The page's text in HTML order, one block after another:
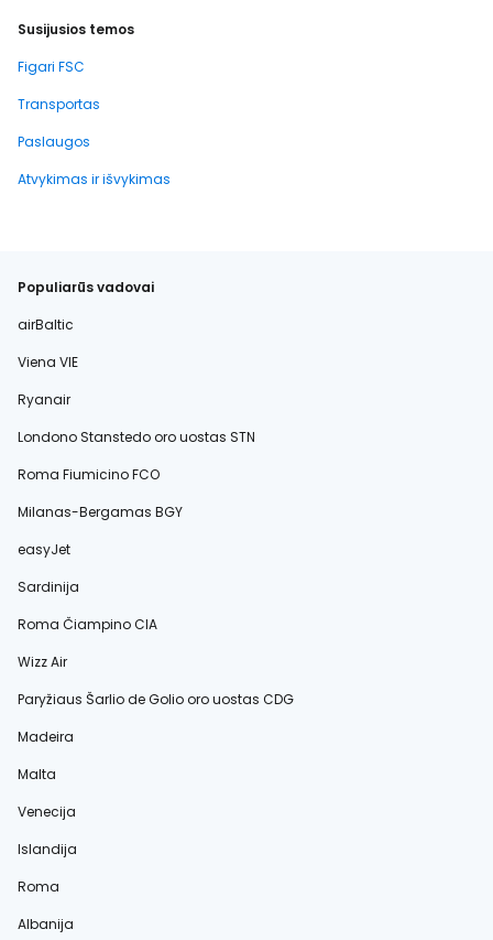
Susijusios temos
Figari FSC
Transportas
Paslaugos
Atvykimas ir išvykimas
Populiarūs vadovai
airBaltic
Viena VIE
Ryanair
Londono Stanstedo oro uostas STN
Roma Fiumicino FCO
Milanas-Bergamas BGY
easyJet
Sardinija
Roma Čiampino CIA
Wizz Air
Paryžiaus Šarlio de Golio oro uostas CDG
Madeira
Malta
Venecija
Islandija
Roma
Albanija